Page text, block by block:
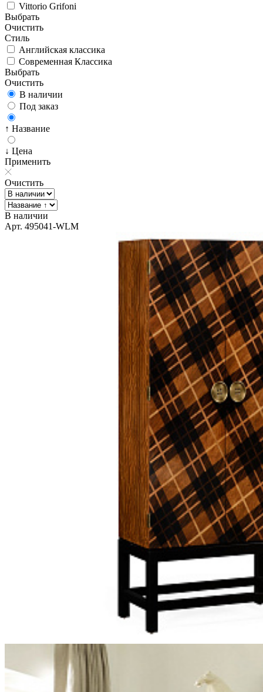
Vittorio Grifoni
Выбрать
Очистить
Стиль
Английская классика
Современная Классика
Выбрать
Очистить
В наличии
Под заказ
↑ Название
↓ Цена
Применить
Очистить
В наличии
Арт. 495041-WLM